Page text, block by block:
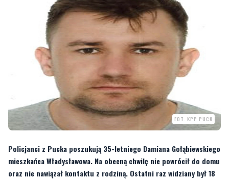
FOT. KPP PUCK
Policjanci z Pucka poszukują 35-letniego Damiana Gołąbiewskiego
mieszkańca Władysławowa. Na obecną chwilę nie powrócił do domu
oraz nie nawiązał kontaktu z rodziną. Ostatni raz widziany był 18